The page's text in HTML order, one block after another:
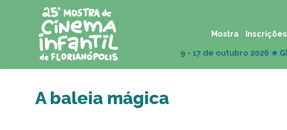
Mostra Inscrições
A baleia mágica